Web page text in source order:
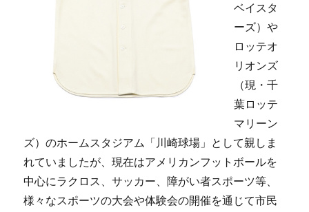
ベイスタ
ーズ）や
ロッテオ
リオンズ
（現・千
葉ロッテ
マリーン
ズ）のホームスタジアム「川崎球場」として親しま
れていましたが、現在はアメリカンフットボールを
中心にラクロス、サッカー、障がい者スポーツ等、
様々なスポーツの大会や体験会の開催を通じて市民